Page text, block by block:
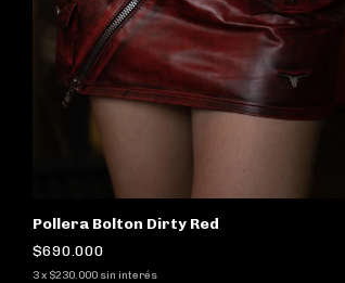
Pollera Bolton Dirty Red
$690.000
3x $230.000 sin interés